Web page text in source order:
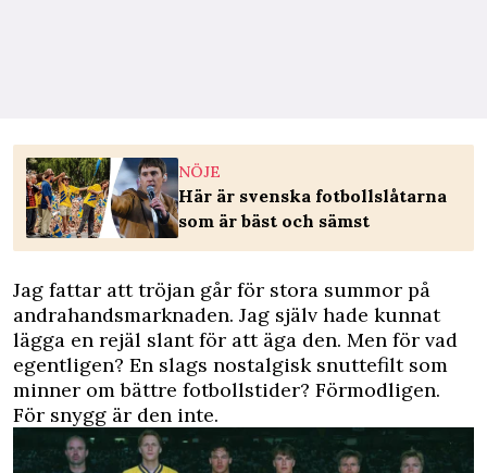
NÖJE
Här är svenska fotbollslåtarna
som är bäst och sämst
Jag fattar atttröjan går för stora summor på
andrahandsmarknaden. Jag själv hade kunnat
lägga en rejäl slant för att äga den. Men för vad
egentligen? En slags nostalgisk snuttefilt som
minner om bättre fotbollstider? Förmodligen.
För snygg är den inte.